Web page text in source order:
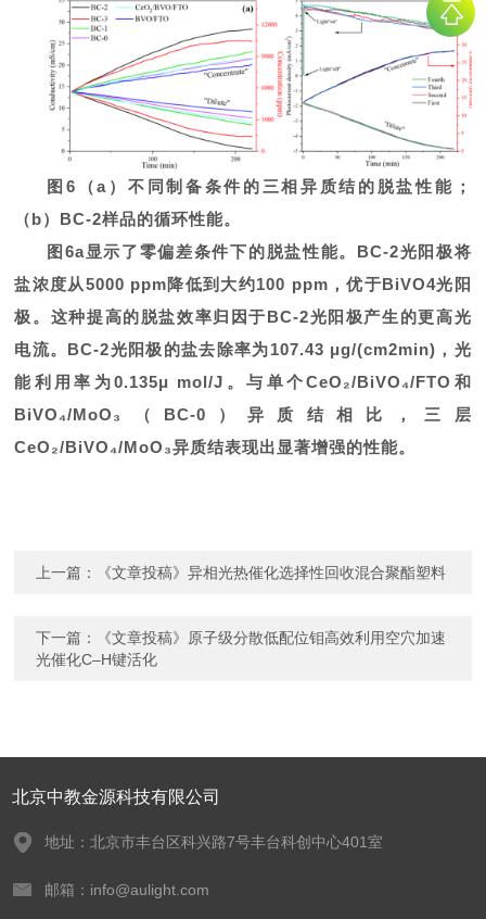
图6（a）不同制备条件的三相异质结的脱盐性能；
（b）BC-2样品的循环性能。
图6a显示了零偏差条件下的脱盐性能。BC-2光阳极将
盐浓度从5000 ppm降低到大约100 ppm，优于BiVO4光阳
极。这种提高的脱盐效率归因于BC-2光阳极产生的更高光
电流。BC-2光阳极的盐去除率为107.43 μg/(cm2min)，光
能利用率为0.135μ mol/J。与单个CeO₂/BiVO₄/FTO和
BiVO₄/MoO₃（BC-0）异质结相比，三层
CeO₂/BiVO₄/MoO₃异质结表现出显著增强的性能。
上一篇： 《文章投稿》异相光热催化选择性回收混合聚酯塑料
下一篇：
《文章投稿》原子级分散低配位钼高效利用空穴加速
光催化C–H键活化
北京中教金源科技有限公司
地址：北京市丰台区科兴路7号丰台科创中心401室
邮箱：info@aulight.com